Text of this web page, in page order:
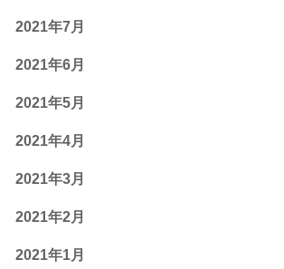
2021年7月
2021年6月
2021年5月
2021年4月
2021年3月
2021年2月
2021年1月